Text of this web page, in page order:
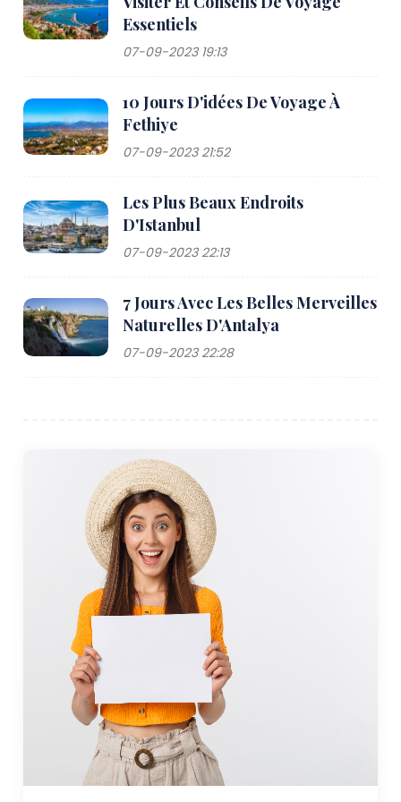
marina moderne. , Yalıkavak Marina, qui attire des
yachts de luxe du monde entier. La région propose
également des boutiques, des restaurants et des
destination populaire pour ceux qui recherchent une
expérience plus glamour.
Accessibilité
Bodrum est facilement accessible par voie aérienne
et route. L'aéroport le plus proche est l'aéroport de
Milas-Bodrum, situé à environ 36 kilomètres du
les grandes villes turques comme Istanbul, Ankara et
Izmir, ainsi que des vols directs depuis plusieurs villes
européennes pendant la saison touristique. Depuis
Pour ceux qui voyagent par la route, Bodrum est bien
reliée par les autoroutes à d'autres grandes villes de
Turquie. Le trajet d'Izmir à Bodrum prend environ 2,5
à 3 heures, tandis que Marmaris est à environ 2
heures en voiture. Des services de bus sont
également disponibles depuis la plupart des
grandes villes, avec des départs fréquents vers et
depuis la gare routière principale de Bodrum.
Bodrum dispose également d'un service de ferry qui
la relie aux îles grecques voisines, telles que Kos et
Rhodes, ce qui en fait un destination idéale pour les
voyageurs qui souhaitent combiner une visite en
Turquie et en Grèce. Les ferries fonctionnent
régulièrement pendant les mois d'été et le voyage
vers Kos dure environ une heure.
Essentiels
07-09-2023 19:13
10 Jours D'idées De Voyage À
Fethiye
07-09-2023 21:52
Les Plus Beaux Endroits
D'Istanbul
07-09-2023 22:13
7 Jours Avec Les Belles Merveilles
Naturelles D'Antalya
07-09-2023 22:28